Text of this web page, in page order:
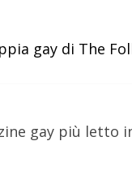
gay di The
gay più letto